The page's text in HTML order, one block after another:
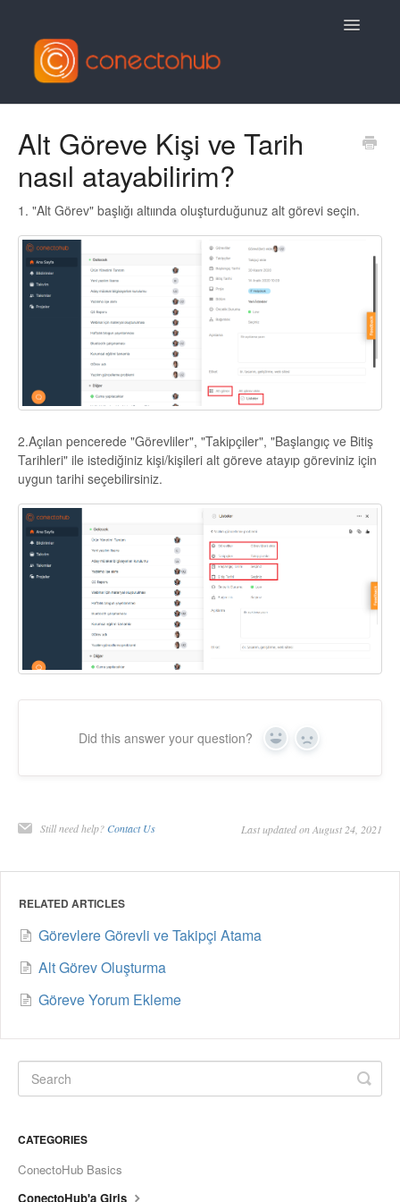
Toggle
Alt Göreve Kişi ve Tarih
nasıl atayabilirim?
1. "Alt Görev" başlığı altıında oluşturduğunuz alt görevi seçin.
2.Açılan pencerede "Görevliler", "Takipçiler", "Başlangıç ve Bitiş
Tarihleri" ile istediğiniz kişi/kişileri alt göreve atayıp göreviniz için
uygun tarihi seçebilirsiniz.
Did this answer your question? Yes No
Still need help? Contact Us Last updated on August 24, 2021
RELATED ARTICLES
Görevlere Görevli ve Takipçi Atama
Alt Görev Oluşturma
Göreve Yorum Ekleme
CATEGORIES
ConectoHub Basics
ConectoHub'a Giriş